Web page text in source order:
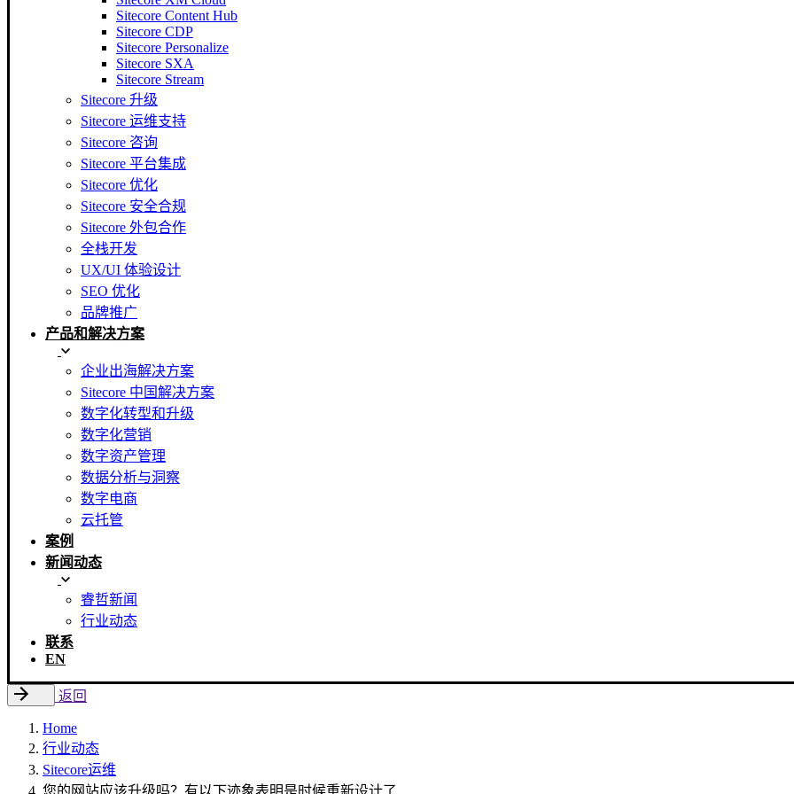
Sitecore Content Hub
Sitecore CDP
Sitecore Personalize
Sitecore SXA
Sitecore Stream
Sitecore 升级
Sitecore 运维支持
Sitecore 咨询
Sitecore 平台集成
Sitecore 优化
Sitecore 安全合规
Sitecore 外包合作
全栈开发
UX/UI 体验设计
SEO 优化
品牌推广
产品和解决方案
企业出海解决方案
Sitecore 中国解决方案
数字化转型和升级
数字化营销
数字资产管理
数据分析与洞察
数字电商
云托管
案例
新闻动态
睿哲新闻
行业动态
联系
EN
返回
Home
行业动态
Sitecore运维
您的网站应该升级吗？有以下迹象表明是时候重新设计了